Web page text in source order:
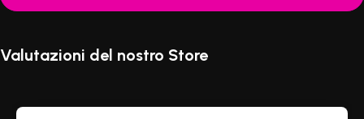
Valutazioni del nostro Store